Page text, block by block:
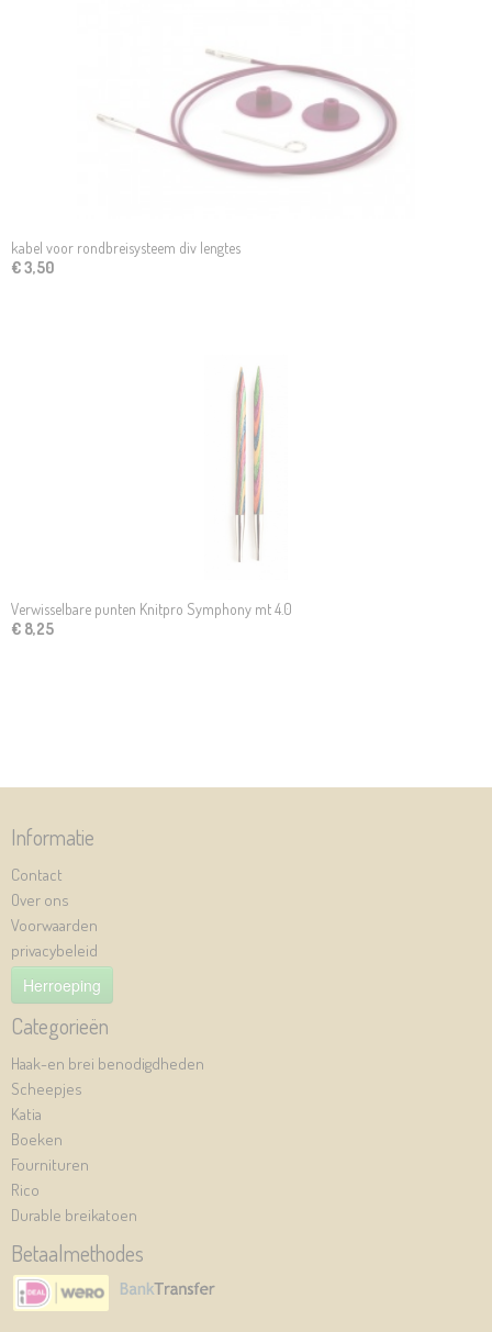
kabel voor rondbreisysteem div lengtes
€ 3,50
Verwisselbare punten Knitpro Symphony mt 4.0
€ 8,25
Informatie
Contact
Over ons
Voorwaarden
privacybeleid
Herroeping
Categorieën
Haak-en brei benodigdheden
Scheepjes
Katia
Boeken
Fournituren
Rico
Durable breikatoen
Betaalmethodes